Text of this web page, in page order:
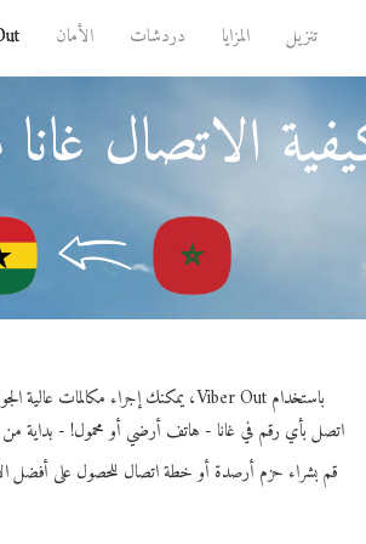
تنزيل المزايا دردشات الأمان
الاتصال
باستخدام Viber Out، يمكنك إجراء مكالمات عالية الجودة إلى غانا من المغرب.
اتصل بأي رقم في غانا - هاتف أرضي أو محمول! - بداية من 35.0 ¢ فقط لكل دقيقة.
قم بشراء حزم أرصدة أو خطة اتصال للحصول على أفضل